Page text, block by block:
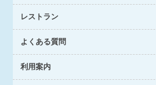
レストラン
よくある質問
利用案内